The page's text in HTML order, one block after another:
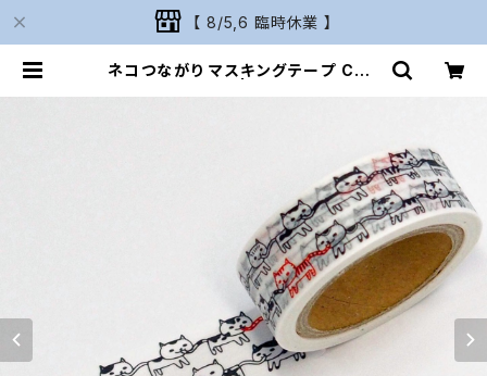
【 8/5,6 臨時休業 】
ネコつながり マスキングテープ CAT